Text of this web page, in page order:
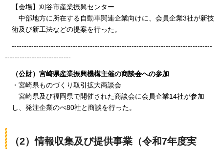
【会場】刈谷市産業振興センター
中部地方に所在する自動車関連企業向けに、会員企業3社が新技
術及び新工法などの提案を行った。
----------------------------------------------------------------------------------
---------------------------
（公財）宮崎県産業振興機構主催の商談会への参加
・宮崎県ものづくり取引拡大商談会
宮崎県及び福岡県で開催された商談会に会員企業14社が参加
し、発注企業のべ80社と商談を行った。
（2）情報収集及び提供事業（令和7年度実